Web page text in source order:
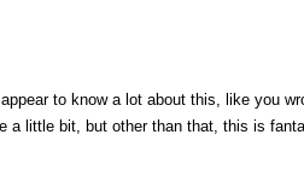
to know a lot about this, like you
a little bit, but other than that, this is